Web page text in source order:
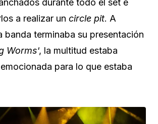
a realizar un circle pit. A
banda terminaba su presentación
Worms‘, la multitud estaba
para lo que estaba